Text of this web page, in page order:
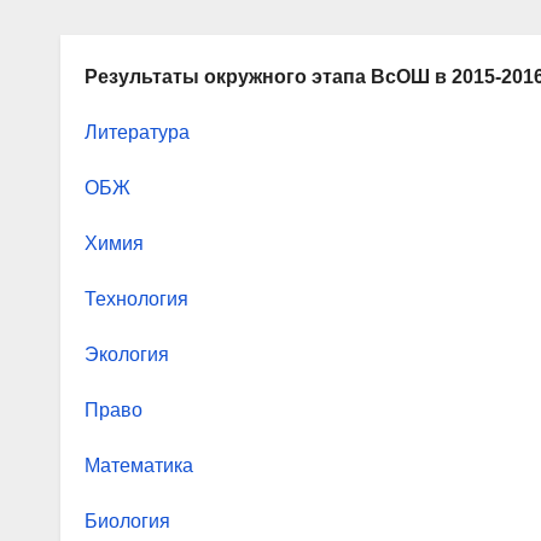
Результаты окружного этапа ВсОШ в 2015-
Литература
ОБЖ
Химия
Технология
Экология
Право
Математика
Биология